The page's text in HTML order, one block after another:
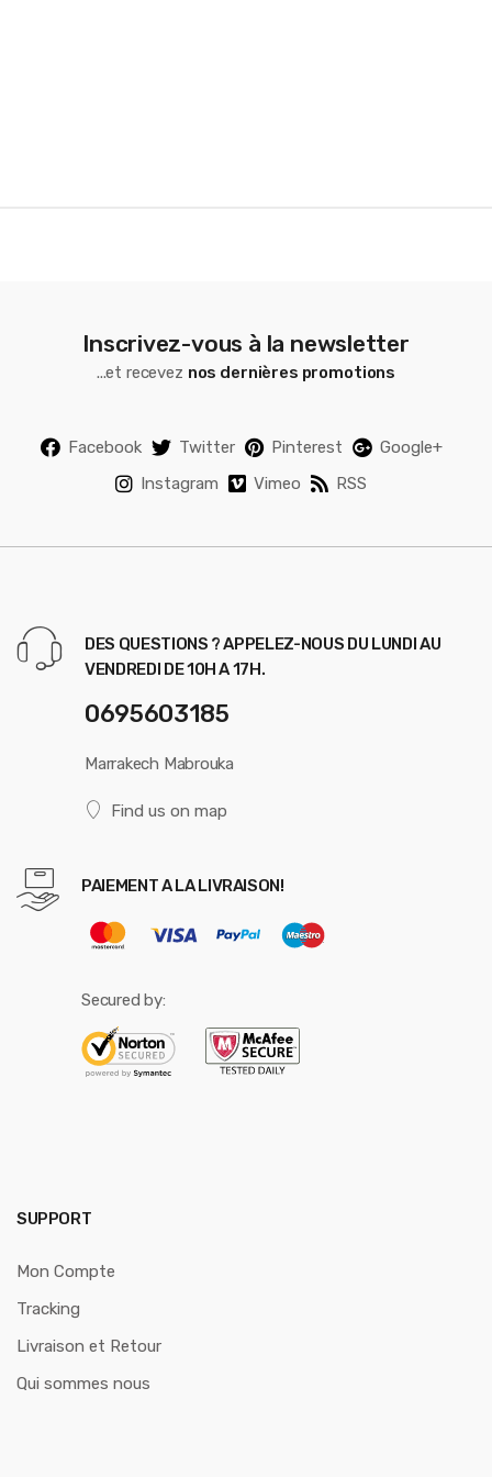
Inscrivez-vous à la newsletter
...et recevez nos dernières promotions
Facebook Twitter Pinterest
Google+
Instagram
Vimeo RSS
DES QUESTIONS ? APPELEZ-NOUS DU LUNDI AU
VENDREDI DE 10H A 17H.
0695603185
Marrakech Mabrouka
Find us on map
PAIEMENT A LA LIVRAISON!
Secured by:
SUPPORT
Mon Compte
Tracking
Livraison et Retour
Qui sommes nous